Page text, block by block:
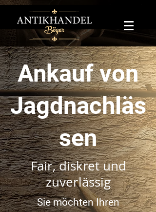
Ankauf von
Jagdnachläs
sen
Fair, diskret und
zuverlässig
Sie möchten Ihren